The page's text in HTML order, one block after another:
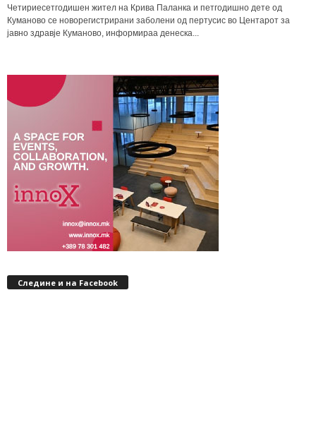
Четириесетгодишен жител на Крива Паланка и петгодишно дете од
Куманово се новорегистрирани заболени од пертусис во Центарот за
јавно здравје Куманово, информираа денеска...
Следине и на Facebook